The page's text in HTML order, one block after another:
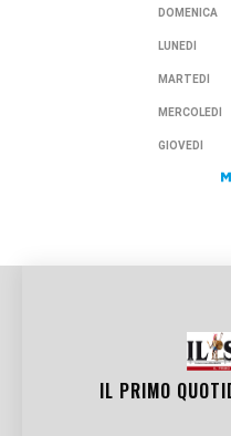
IL PRIMO